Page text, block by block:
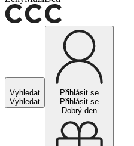
Vyhledat
Vyhledat
Přihlásit se
Přihlásit se
Dobrý den